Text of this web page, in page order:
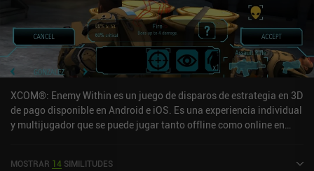
XCOM®: Enemy Within es un juego de disparos de estrategia en 3D
de pago disponible en Android e iOS. Es una experiencia individual
y multijugador que se puede jugar tanto offline como online en
MOSTRAR 14 SIMILITUDES